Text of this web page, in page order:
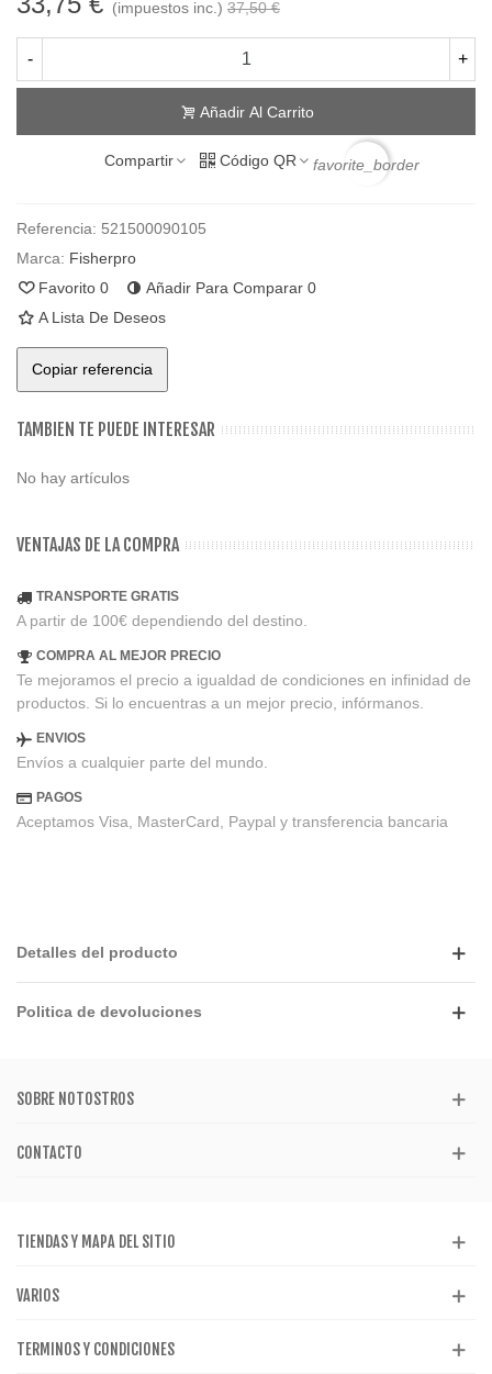
(impuestos inc.) 37,50 €
- +
Añadir Al Carrito
Compartir Código QR favorite_border
Referencia: 521500090105
Marca: Fisherpro
Favorito 0 Añadir Para Comparar 0
A Lista De Deseos
Copiar referencia
TAMBIEN TE PUEDE INTERESAR
No hay artículos
VENTAJAS DE LA COMPRA
TRANSPORTE GRATIS
A partir de 100€ dependiendo del destino.
COMPRA AL MEJOR PRECIO
Te mejoramos el precio a igualdad de condiciones en infinidad de
productos. Si lo encuentras a un mejor precio, infórmanos.
ENVIOS
Envíos a cualquier parte del mundo.
PAGOS
Aceptamos Visa, MasterCard, Paypal y transferencia bancaria
Detalles del producto
Politica de devoluciones
SOBRE NOTOSTROS
CONTACTO
TIENDAS Y MAPA DEL SITIO
VARIOS
TERMINOS Y CONDICIONES